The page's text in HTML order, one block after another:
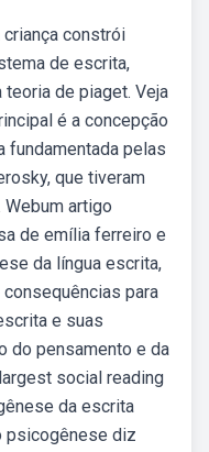
constrói
de escrita,
de piaget. Veja
é a concepção
fundamentada pelas
que tiveram
artigo
de emília ferreiro e
da língua escrita,
para
e suas
do pensamento e da
social reading
da escrita
psicogênese diz